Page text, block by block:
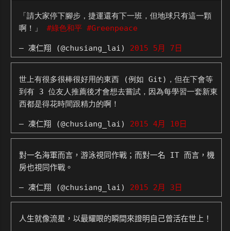
「請大家停下腳步，捷運還有下一班，但地球只有這一顆
啊！」 #綠色和平 #Greenpeace
— 凍仁翔 (@chusiang_lai) 2015 5月 7日
世上有很多很棒很好用的東西 (例如 Git)，但在下會等
到有 3 位友人推薦後才會想去嘗試，因為每學習一套新東
西都是得花時間跟精力的啊！
— 凍仁翔 (@chusiang_lai) 2015 4月 10日
對一名海軍而言，游泳視同作戰；而對一名 IT 而言，機
房也視同作戰。
— 凍仁翔 (@chusiang_lai) 2015 2月 3日
人生就像流星，以最耀眼的瞬間來證明自己曾活在世上！